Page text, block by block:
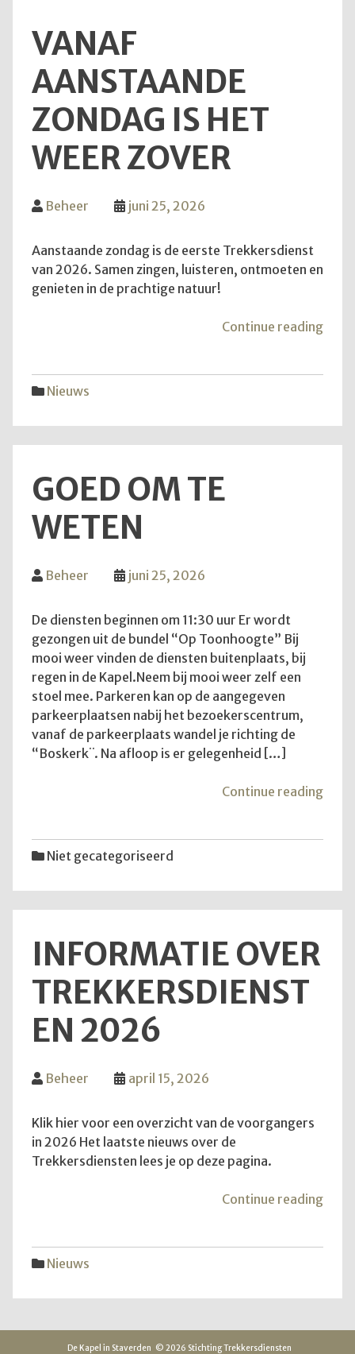
VANAF
AANSTAANDE
ZONDAG IS HET
WEER ZOVER
Beheer juni 25, 2026
Aanstaande zondag is de eerste Trekkersdienst
van 2026. Samen zingen, luisteren, ontmoeten en
genieten in de prachtige natuur!
Continue reading
Nieuws
GOED OM TE
WETEN
Beheer juni 25, 2026
De diensten beginnen om 11:30 uur Er wordt
gezongen uit de bundel “Op Toonhoogte” Bij
mooi weer vinden de diensten buitenplaats, bij
regen in de Kapel.Neem bij mooi weer zelf een
stoel mee. Parkeren kan op de aangegeven
parkeerplaatsen nabij het bezoekerscentrum,
vanaf de parkeerplaats wandel je richting de
“Boskerk¨. Na afloop is er gelegenheid […]
Continue reading
Niet gecategoriseerd
INFORMATIE OVER
TREKKERSDIENST
EN 2026
Beheer april 15, 2026
Klik hier voor een overzicht van de voorgangers
in 2026 Het laatste nieuws over de
Trekkersdiensten lees je op deze pagina.
Continue reading
Nieuws
De Kapel in Staverden © 2026 Stichting Trekkersdiensten